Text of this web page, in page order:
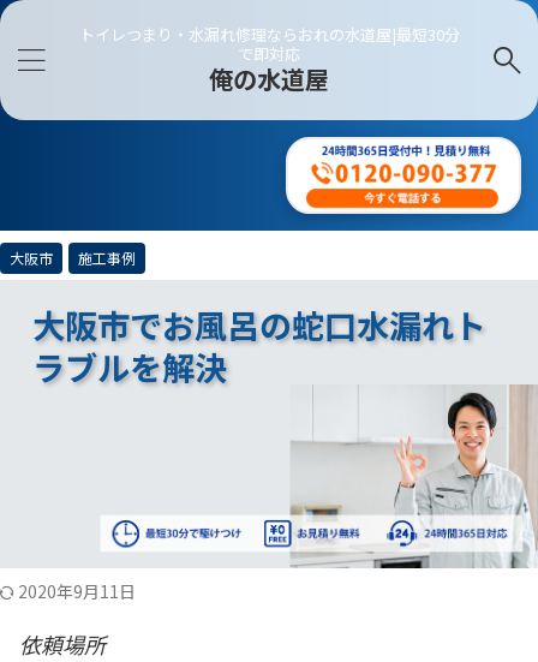
トイレつまり・水漏れ修理ならおれの水道屋|最短30分
で即対応
俺の水道屋
大阪市 施工事例
大阪市でお風呂の蛇口水漏れト
ラブルを解決
2020年9月11日
依頼場所